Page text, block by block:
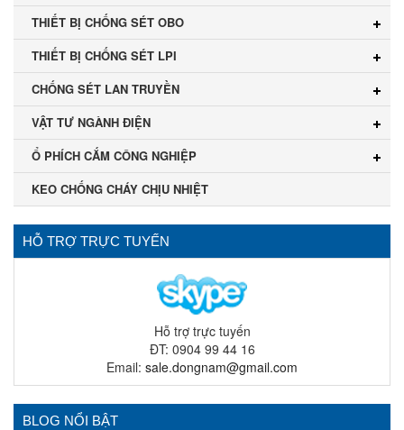
THIẾT BỊ CHỐNG SÉT OBO
THIẾT BỊ CHỐNG SÉT LPI
CHỐNG SÉT LAN TRUYỀN
VẬT TƯ NGÀNH ĐIỆN
Ổ PHÍCH CẮM CÔNG NGHIỆP
KEO CHỐNG CHÁY CHỊU NHIỆT
HỖ TRỢ TRỰC TUYẾN
Hỗ trợ trực tuyến
ĐT: 0904 99 44 16
Email: sale.dongnam@gmail.com
BLOG NỔI BẬT